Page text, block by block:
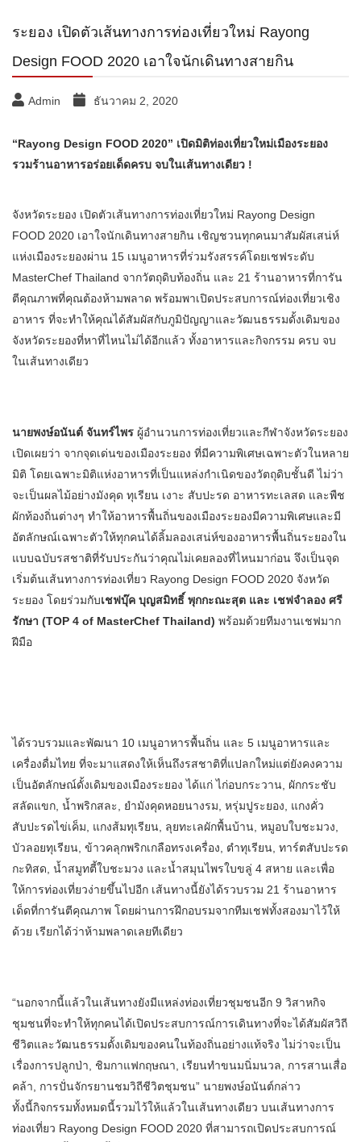
ระยอง เปิดตัวเส้นทางการท่องเที่ยวใหม่ Rayong
Design FOOD 2020 เอาใจนักเดินทางสายกิน
Admin ธันวาคม 2, 2020
“Rayong Design FOOD 2020” เปิดมิติท่องเที่ยวใหม่เมืองระยอง
รวมร้านอาหารอร่อยเด็ดครบ จบในเส้นทางเดียว !
จังหวัดระยอง เปิดตัวเส้นทางการท่องเที่ยวใหม่ Rayong Design
FOOD 2020 เอาใจนักเดินทางสายกิน เชิญชวนทุกคนมาสัมผัสเสน่ห์
แห่งเมืองระยองผ่าน 15 เมนูอาหารที่ร่วมรังสรรค์โดยเชฟระดับ
MasterChef Thailand จากวัตถุดิบท้องถิ่น และ 21 ร้านอาหารที่การัน
ตีคุณภาพที่คุณต้องห้ามพลาด พร้อมพาเปิดประสบการณ์ท่องเที่ยวเชิง
อาหาร ที่จะทำให้คุณได้สัมผัสกับภูมิปัญญาและวัฒนธรรมดั้งเดิมของ
จังหวัดระยองที่หาที่ไหนไม่ได้อีกแล้ว ทั้งอาหารและกิจกรรม ครบ จบ
ในเส้นทางเดียว
นายพงษ์อนันต์ จันทร์ไพร ผู้อำนวนการท่องเที่ยวและกีฬาจังหวัดระยอง
เปิดเผยว่า จากจุดเด่นของเมืองระยอง ที่มีความพิเศษเฉพาะตัวในหลาย
มิติ โดยเฉพาะมิติแห่งอาหารที่เป็นแหล่งกำเนิดของวัตถุดิบชั้นดี ไม่ว่า
จะเป็นผลไม้อย่างมังคุด ทุเรียน เงาะ สับปะรด อาหารทะเลสด และพืช
ผักท้องถิ่นต่างๆ ทำให้อาหารพื้นถิ่นของเมืองระยองมีความพิเศษและมี
อัตลักษณ์เฉพาะตัวให้ทุกคนได้ลิ้มลองเสน่ห์ของอาหารพื้นถิ่นระยองใน
แบบฉบับรสชาติที่รับประกันว่าคุณไม่เคยลองที่ไหนมาก่อน จึงเป็นจุด
เริ่มต้นเส้นทางการท่องเที่ยว Rayong Design FOOD 2020 จังหวัด
ระยอง โดยร่วมกับเชฟบุ๊ค บุญสมิทธิ์ พุกกะณะสุต และ เชฟจำลอง ศรี
รักษา (TOP 4 of MasterChef Thailand) พร้อมด้วยทีมงานเชฟมาก
ฝีมือ
ได้รวบรวมและพัฒนา 10 เมนูอาหารพื้นถิ่น และ 5 เมนูอาหารและ
เครื่องดื่มไทย ที่จะมาแสดงให้เห็นถึงรสชาติที่แปลกใหม่แต่ยังคงความ
เป็นอัตลักษณ์ดั้งเดิมของเมืองระยอง ได้แก่ ไก่อบกระวาน, ผักกระชับ
สลัดแขก, น้ำพริกสละ, ยำมังคุดหอยนางรม, หรุ่มปูระยอง, แกงคั่ว
สับปะรดไข่เค็ม, แกงส้มทุเรียน, ลุยทะเลผักพื้นบ้าน, หมูอบใบชะมวง,
บัวลอยทุเรียน, ข้าวคลุกพริกเกลือทรงเครื่อง, ตำทุเรียน, ทาร์ตสับปะรด
กะทิสด, น้ำสมูทตี้ใบชะมวง และน้ำสมุนไพรใบขลู่ 4 สหาย และเพื่อ
ให้การท่องเที่ยวง่ายขึ้นไปอีก เส้นทางนี้ยังได้รวบรวม 21 ร้านอาหาร
เด็ดที่การันตีคุณภาพ โดยผ่านการฝึกอบรมจากทีมเชฟทั้งสองมาไว้ให้
ด้วย เรียกได้ว่าห้ามพลาดเลยทีเดียว
“นอกจากนี้แล้วในเส้นทางยังมีแหล่งท่องเที่ยวชุมชนอีก 9 วิสาหกิจ
ชุมชนที่จะทำให้ทุกคนได้เปิดประสบการณ์การเดินทางที่จะได้สัมผัสวิถี
ชีวิตและวัฒนธรรมดั้งเดิมของคนในท้องถิ่นอย่างแท้จริง ไม่ว่าจะเป็น
เรื่องการปลูกป่า, ชิมกาแฟกฤษณา, เรียนทำขนมนิ่มนวล, การสานเสื่อ
คล้า, การปั่นจักรยานชมวิถีชีวิตชุมชน” นายพงษ์อนันต์กล่าว
ทั้งนี้กิจกรรมทั้งหมดนี้รวมไว้ให้แล้วในเส้นทางเดียว บนเส้นทางการ
ท่องเที่ยว Rayong Design FOOD 2020 ที่สามารถเปิดประสบการณ์